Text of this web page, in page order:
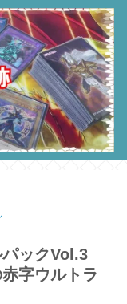
パックVol.3
字ウルトラ